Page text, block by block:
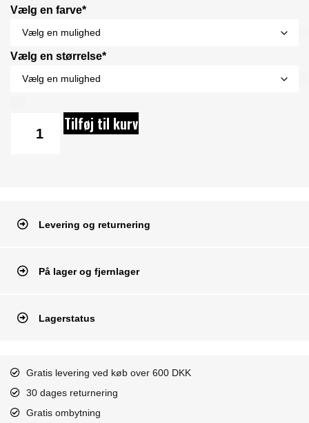
Vælg en farve*
Vælg en størrelse*
Tilføj til kurv
Levering og returnering
På lager og fjernlager
Lagerstatus
Gratis levering ved køb over 600 DKK
30 dages returnering
Gratis ombytning